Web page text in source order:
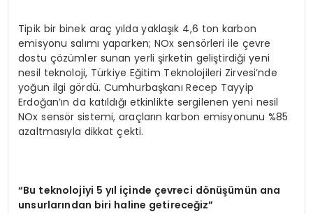
Tipik bir binek araç yılda yaklaşık 4,6 ton karbon
emisyonu salımı yaparken; NOx sensörleri ile çevre
dostu çözümler sunan yerli şirketin geliştirdiği yeni
nesil teknoloji, Türkiye Eğitim Teknolojileri Zirvesi’nde
yoğun ilgi gördü. Cumhurbaşkanı Recep Tayyip
Erdoğan’ın da katıldığı etkinlikte sergilenen yeni nesil
NOx sensör sistemi, araçların karbon emisyonunu %85
azaltmasıyla dikkat çekti.
“Bu teknolojiyi 5 yıl içinde çevreci dönüşümün ana
unsurlarından biri haline getireceğiz”